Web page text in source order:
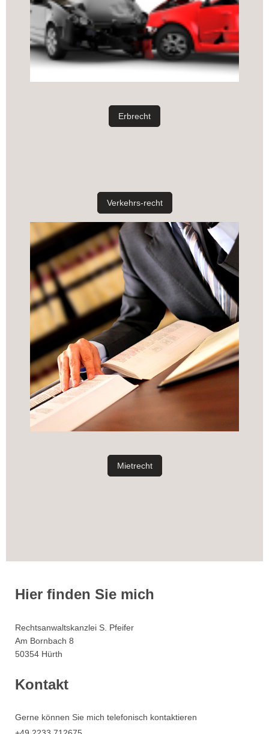
Erbrecht
Verkehrs-recht
Mietrecht
Hier finden Sie mich
Rechtsanwaltskanzlei S. Pfeifer
Am Bornbach 8
50354 Hürth
Kontakt
Gerne können Sie mich telefonisch kontaktieren